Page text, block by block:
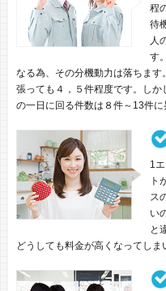
程
待
人
す
なる為、その分機動力は落ちま
張っても４，５件程度です。し
の一日に回る件数は８件～13件に
1
ト
ス
い
と
どうしても料金が高くなってしま